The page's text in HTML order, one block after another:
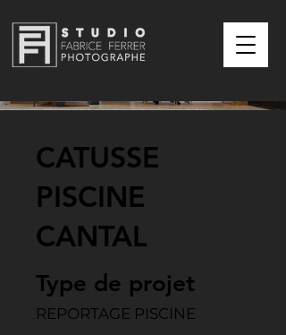
CATUSSE
PISCINE
CANTAL
Type de projet
REPORTAGE PISCINE